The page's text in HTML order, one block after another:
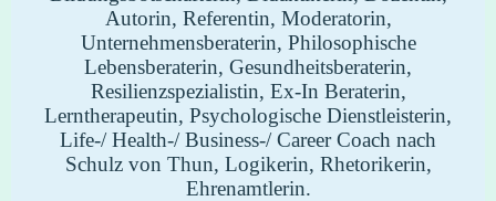
Autorin, Referentin, Moderatorin,
Unternehmensberaterin, Philosophische
Lebensberaterin, Gesundheitsberaterin,
Resilienzspezialistin, Ex-In Beraterin,
Lerntherapeutin, Psychologische Dienstleisterin,
Life-/ Health-/ Business-/ Career Coach nach
Schulz von Thun, Logikerin, Rhetorikerin,
Ehrenamtlerin.